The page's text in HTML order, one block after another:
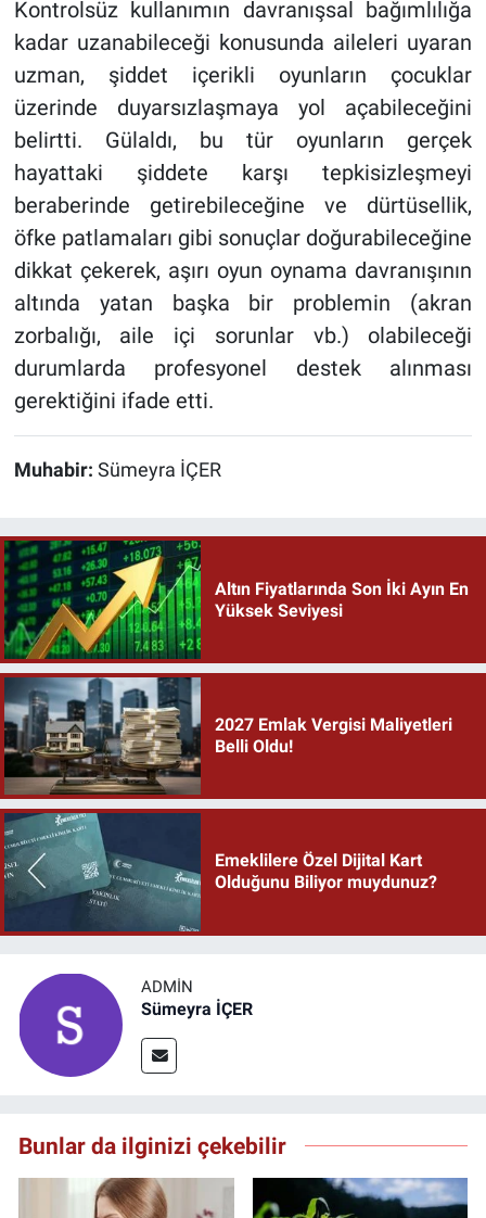
Kontrolsüz kullanımın davranışsal bağımlılığa
kadar uzanabileceği konusunda aileleri uyaran
uzman, şiddet içerikli oyunların çocuklar
üzerinde duyarsızlaşmaya yol açabileceğini
belirtti. Gülaldı, bu tür oyunların gerçek
hayattaki şiddete karşı tepkisizleşmeyi
beraberinde getirebileceğine ve dürtüsellik,
öfke patlamaları gibi sonuçlar doğurabileceğine
dikkat çekerek, aşırı oyun oynama davranışının
altında yatan başka bir problemin (akran
zorbalığı, aile içi sorunlar vb.) olabileceği
durumlarda profesyonel destek alınması
gerektiğini ifade etti.
Muhabir: Sümeyra İÇER
Altın Fiyatlarında Son İki Ayın En
Yüksek Seviyesi
2027 Emlak Vergisi Maliyetleri
Belli Oldu!
Emeklilere Özel Dijital Kart
Olduğunu Biliyor muydunuz?
ADMIN
Sümeyra İÇER
Bunlar da ilginizi çekebilir